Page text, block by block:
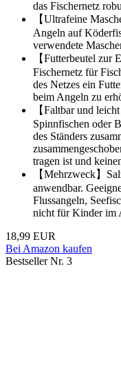
das Fischernetz
【Ultrafeine
Angeln auf
verwendete
【Futterbeutel zur
Fischernetz für
des Netzes ein
beim Angeln zu
【Faltbar und
Spinnfischen oder
des Ständers
tragen ist und
【Mehrzweck】
anwendbar.
Flussangeln,
nicht für Kinder im
18,99 EUR
Bei Amazon kaufen
Bestseller Nr. 3